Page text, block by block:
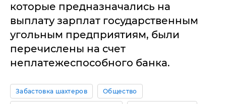
которые предназначались на
выплату зарплат государственным
угольным предприятиям, были
перечислены на счет
неплатежеспособного банка.
Забастовка шахтеров Общество